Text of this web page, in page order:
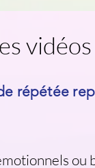
répétée
ou